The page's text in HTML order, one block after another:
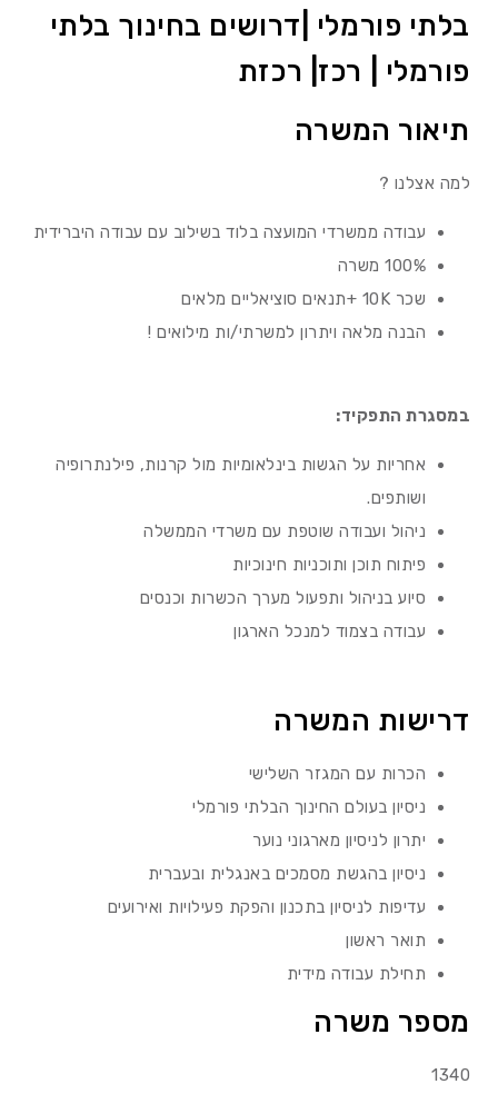
בלתי פורמלי |דרושים בחינוך בלתי
פורמלי | רכז| רכזת
תיאור המשרה
למה אצלנו ?
עבודה ממשרדי המועצה בלוד בשילוב עם עבודה היברידית
100% משרה
שכר 10K +תנאים סוציאליים מלאים
הבנה מלאה ויתרון למשרתי/ות מילואים !
במסגרת התפקיד:
אחריות על הגשות בינלאומיות מול קרנות, פילנתרופיה
ושותפים.
ניהול ועבודה שוטפת עם משרדי הממשלה
פיתוח תוכן ותוכניות חינוכיות
סיוע בניהול ותפעול מערך הכשרות וכנסים
עבודה בצמוד למנכל הארגון
דרישות המשרה
הכרות עם המגזר השלישי
ניסיון בעולם החינוך הבלתי פורמלי
יתרון לניסיון מארגוני נוער
ניסיון בהגשת מסמכים באנגלית ובעברית
עדיפות לניסיון בתכנון והפקת פעילויות ואירועים
תואר ראשון
תחילת עבודה מידית
מספר משרה
1340